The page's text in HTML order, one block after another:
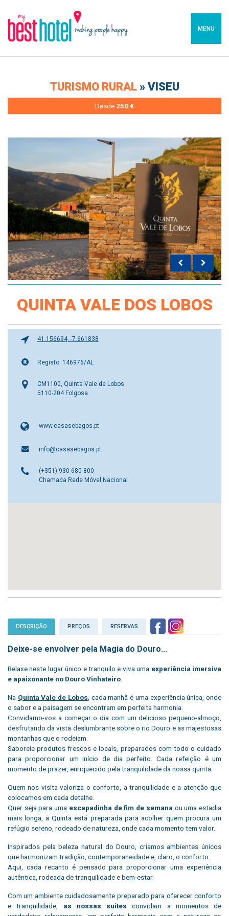
MENU
TURISMO RURAL » VISEU
Desde 250 €
QUINTA VALE DOS LOBOS
41.156694, -7.661838
Registo: 146976/AL
CM1100, Quinta Vale de Lobos
5110-204 Folgosa
www.casasebagos.pt
info@casasebagos.pt
(+351) 930 680 800
Chamada Rede Móvel Nacional
DESCRIÇÃO PREÇOS RESERVAS
Deixe-se envolver pela Magia do Douro...
Relaxe neste lugar único e tranquilo e viva uma experiência imersiva
e apaixonante no Douro Vinhateiro
Na Quinta Vale de Lobos , cada manhã é uma experiência única, onde
o sabor e a paisagem se encontram em perfeita harmonia.
Convidamo-vos a começar o dia com um delicioso pequeno-almoço,
desfrutando da vista deslumbrante sobre o rio Douro e as majestosas
montanhas que o rodeiam.
Saboreie produtos frescos e locais, preparados com todo o cuidado
para proporcionar um início de dia perfeito. Cada refeição é um
momento de prazer, enriquecido pela tranquilidade da nossa quinta.
Quem nos visita valoriza o conforto, a tranquilidade e a atenção que
colocamos em cada detalhe.
Quer seja para uma escapadinha de fim de semana ou uma estadia
mais longa, a Quinta está preparada para acolher quem procura um
refúgio sereno, rodeado de natureza, onde cada momento tem valor.
Inspirados pela beleza natural do Douro, criamos ambientes únicos
que harmonizam tradição, contemporaneidade e, claro, o conforto.
Aqui, cada recanto é pensado para proporcionar uma experiência
autêntica, rodeada de tranquilidade e bem-estar.
Com um ambiente cuidadosamente preparado para oferecer conforto
e tranquilidade, as nossas suites convidam a momentos de